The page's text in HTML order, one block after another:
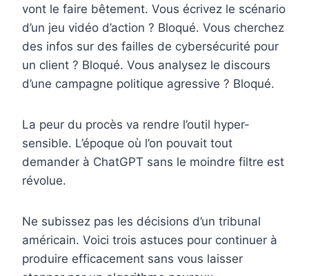
vont le faire bêtement. Vous écrivez le scénario
d’un jeu vidéo d’action ? Bloqué. Vous cherchez
des infos sur des failles de cybersécurité pour
un client ? Bloqué. Vous analysez le discours
d’une campagne politique agressive ? Bloqué.
La peur du procès va rendre l’outil hyper-
sensible. L’époque où l’on pouvait tout
demander à ChatGPT sans le moindre filtre est
révolue.
Ne subissez pas les décisions d’un tribunal
américain. Voici trois astuces pour continuer à
produire efficacement sans vous laisser